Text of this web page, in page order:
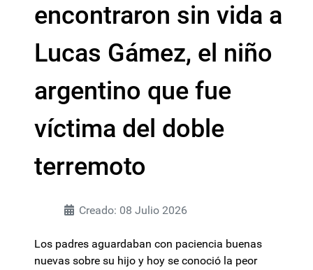
encontraron sin vida a
Lucas Gámez, el niño
argentino que fue
víctima del doble
terremoto
Creado: 08 Julio 2026
Los padres aguardaban con paciencia buenas
nuevas sobre su hijo y hoy se conoció la peor